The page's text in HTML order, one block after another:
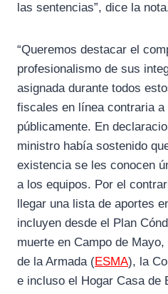
las sentencias”, dice la
“Queremos destacar el
profesionalismo de sus
asignada durante todos
fiscales en línea contraria a
públicamente. En
ministro había sostenido
existencia se les conocen
a los equipos. Por el
llegar una lista de aportes
incluyen desde el Plan
muerte en Campo de
de la Armada (ESMA), la
e incluso el Hogar Casa de